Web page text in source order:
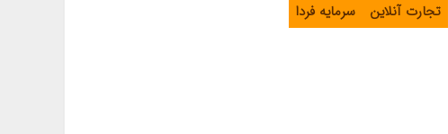
تجارت آنلاین
سرمایه فردا